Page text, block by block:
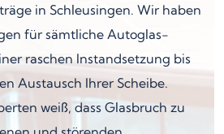
in Schleusingen. Wir haben
für sämtliche Autoglas-
raschen Instandsetzung bis
Austausch Ihrer Scheibe.
weiß, dass Glasbruch zu